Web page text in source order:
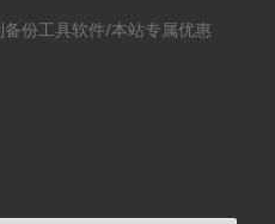
份工具软件/本站专属优惠